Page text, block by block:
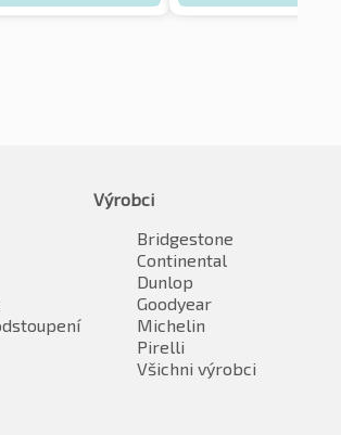
Výrobci
Bridgestone
Continental
Dunlop
Goodyear
Michelin
Pirelli
Všichni výrobci